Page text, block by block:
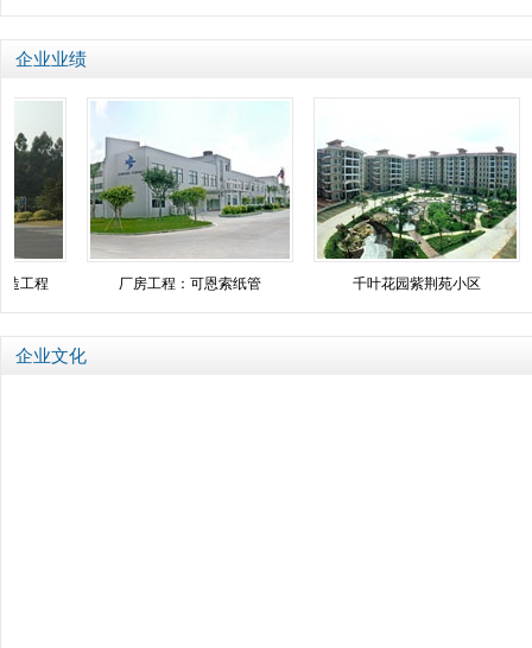
企业业绩
工程 厂房工程：可恩索纸管 千叶花园紫荆苑小区
企业文化